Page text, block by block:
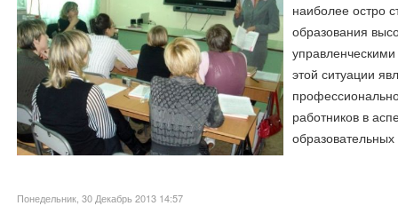
наиболее остро
образования
этой ситуации
работников в
Понедельник, 30 Декабрь 2013 14:57